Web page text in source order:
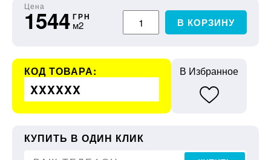
Цена
1544 ГРН
м2 В КОРЗИНУ
КОД ТОВАРА:
XXXXXX
В Избранное
КУПИТЬ В ОДИН КЛИК